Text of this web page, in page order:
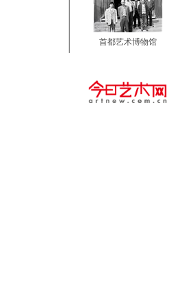
首都艺术博物馆